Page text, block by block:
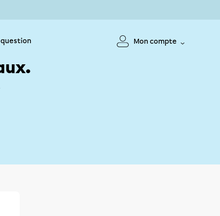
Mon compte